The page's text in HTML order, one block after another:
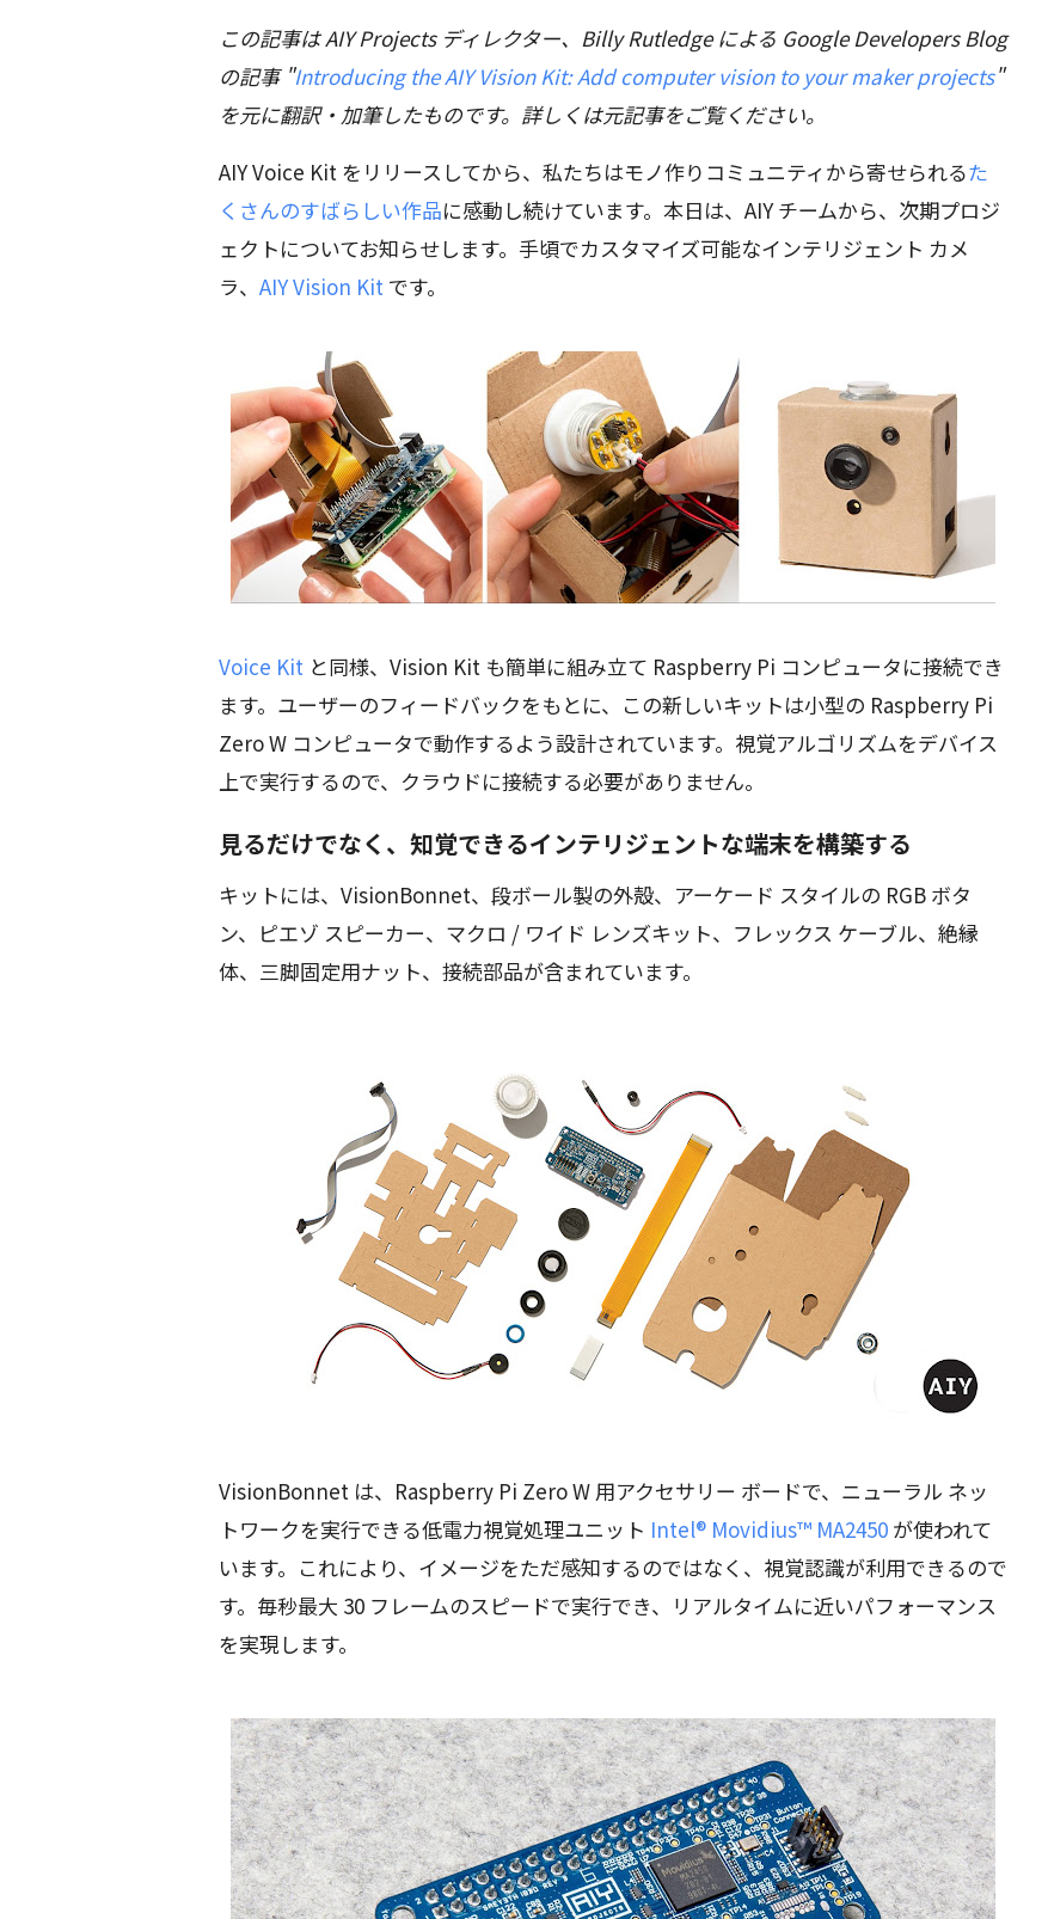
この記事は AIY Projects ディレクター、Billy Rutledge による Google Developers Blog
の記事 "Introducing the AIY Vision Kit: Add computer vision to your maker projects"
を元に翻訳・加筆したものです。詳しくは元記事をご覧ください。
AIY Voice Kit をリリースしてから、私たちはモノ作りコミュニティから寄せられるた
くさんのすばらしい作品に感動し続けています。本日は、AIY チームから、次期プロジ
ェクトについてお知らせします。手頃でカスタマイズ可能なインテリジェント カメ
ラ、 AIY Vision Kit です。
Voice Kit と同様、Vision Kit も簡単に組み立て Raspberry Pi コンピュータに接続でき
ます。ユーザーのフィードバックをもとに、この新しいキットは小型の Raspberry Pi
Zero W コンピュータで動作するよう設計されています。視覚アルゴリズムをデバイス
上で実行するので、クラウドに接続する必要がありません。
見るだけでなく、知覚できるインテリジェントな端末を構築する
キットには、VisionBonnet、段ボール製の外殻、アーケード スタイルの RGB ボタ
ン、ピエゾ スピーカー、マクロ / ワイド レンズキット、フレックス ケーブル、絶縁
体、三脚固定用ナット、接続部品が含まれています。
VisionBonnet は、Raspberry Pi Zero W 用アクセサリー ボードで、ニューラル ネッ
トワークを実行できる低電力視覚処理ユニット Intel® Movidius™ MA2450 が使われて
います。これにより、イメージをただ感知するのではなく、視覚認識が利用できるので
す。毎秒最大 30 フレームのスピードで実行でき、リアルタイムに近いパフォーマンス
を実現します。